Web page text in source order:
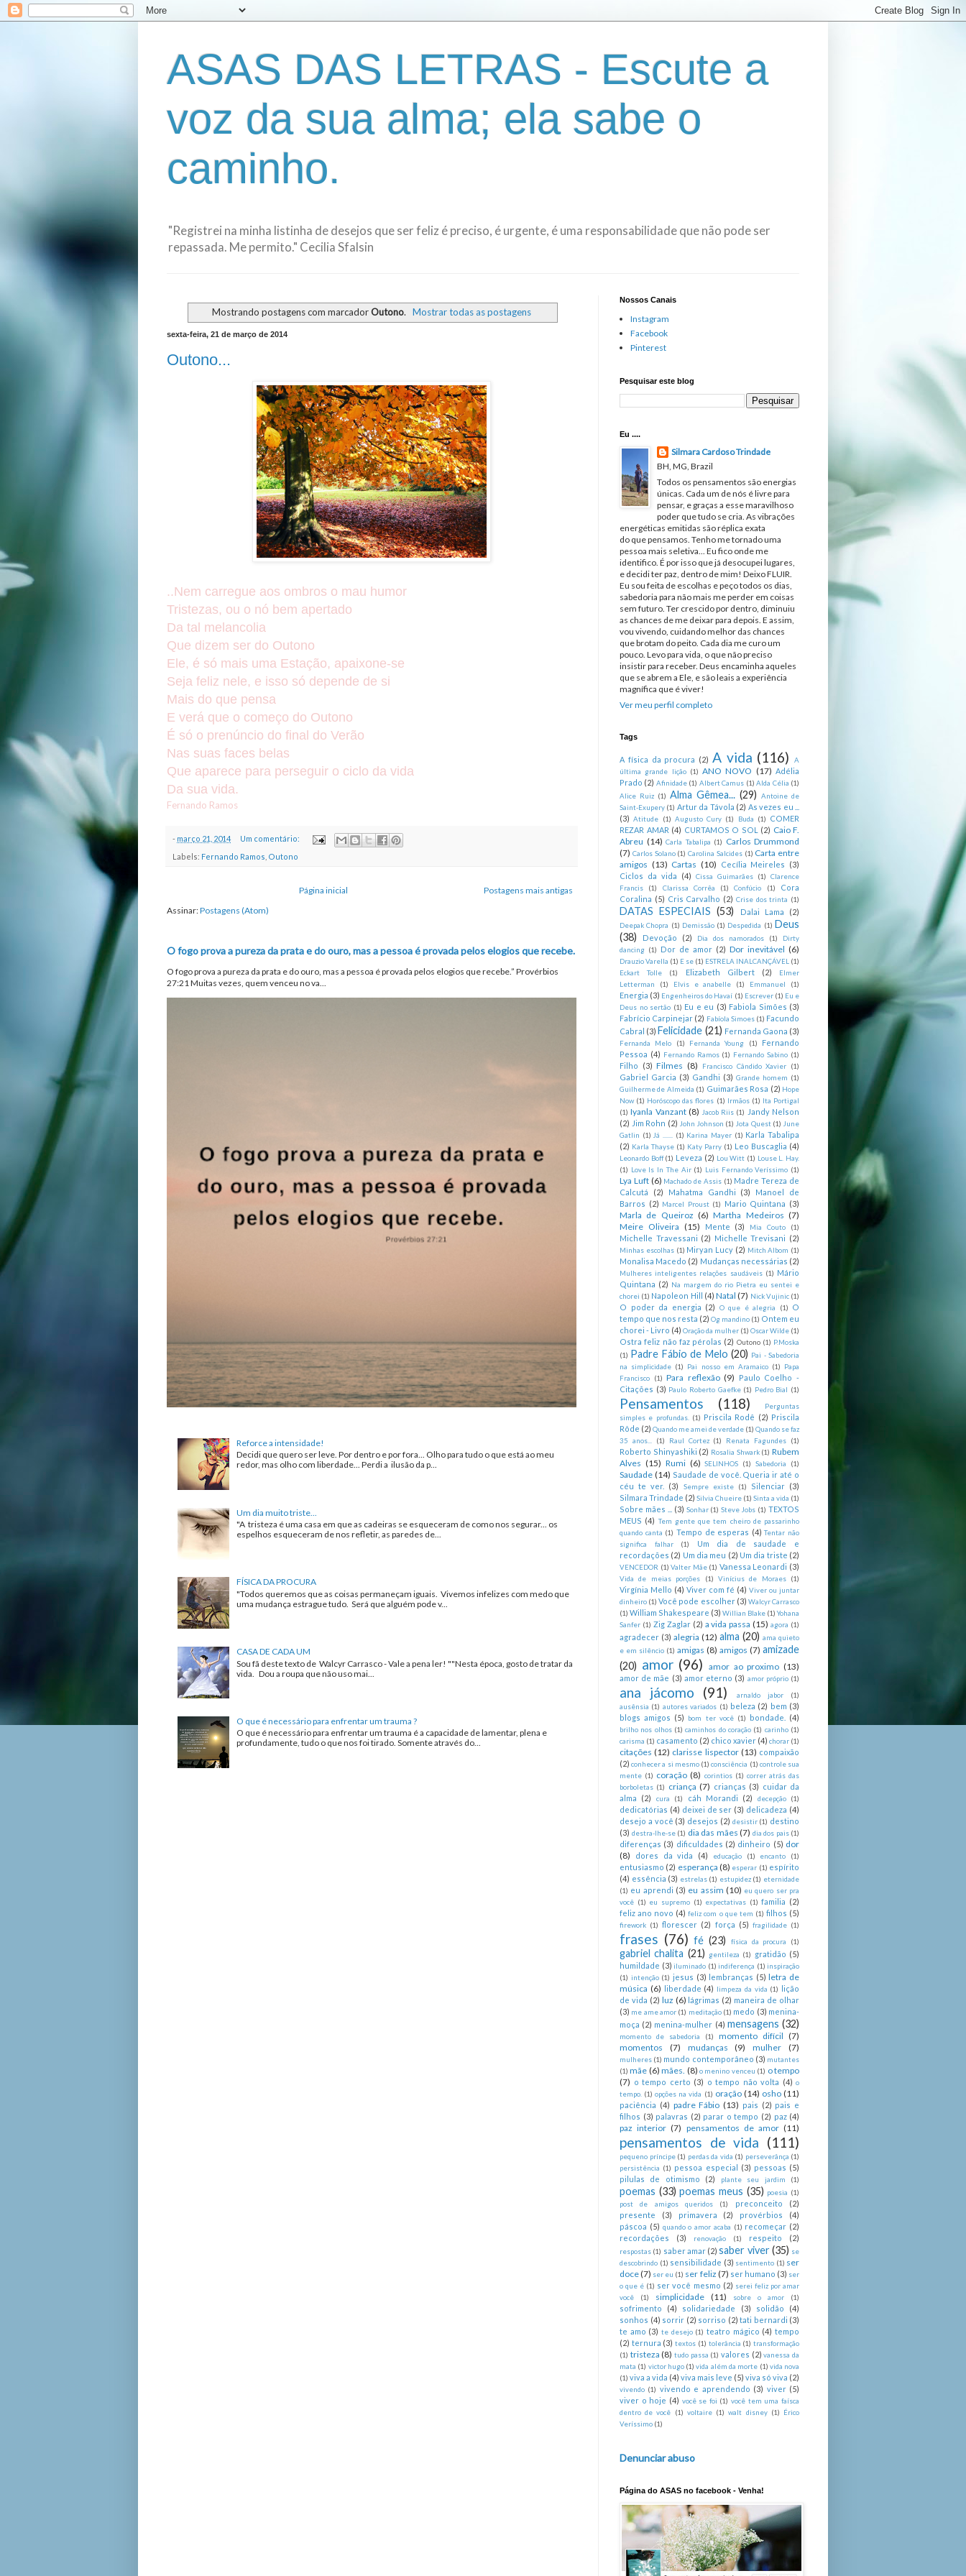
ASAS DAS LETRAS - Escute a
voz da sua alma; ela sabe o
caminho.
"Registrei na minha listinha de desejos que ser feliz é preciso, é urgente, é uma responsabilidade que não pode ser
repassada. Me permito." Cecilia Sfalsin
Mostrando postagens com marcadorOutono. Mostrar todas as postagens
sexta-feira, 21 de março de 2014
Outono...
..Nem carregue aos ombros o mau humor
Tristezas, ou o nó bem apertado
Da tal melancolia
Que dizem ser do Outono
Ele, é só mais uma Estação, apaixone-se
Seja feliz nele, e isso só depende de si
Mais do que pensa
E verá que o começo do Outono
É só o prenúncio do final do Verão
Nas suas faces belas
Que aparece para perseguir o ciclo da vida
Da sua vida.
Fernando Ramos
- março 21, 2014
Um comentário:
Labels: Fernando Ramos Outono
Postagens mais antigas
Página inicial
Assinar:Postagens (Atom)
O fogo prova a pureza da prata e do ouro, mas a pessoa é provada pelos elogios que recebe.
O fogo prova a pureza da prata e do ouro, mas a pessoa é provada pelos elogios que recebe.” Provérbios
27:21 Muitas vezes, quem venceu no va...
Reforce a intensidade!
Decidi que quero ser leve. Por dentro e por fora... Olho para tudo o que está ao meu
redor, mas olho com liberdade... Perdi a ilusão da p...
Um dia muito triste...
"A tristeza é uma casa em que as cadeiras se esqueceram de como nos segurar... os
espelhos esqueceram de nos refletir, as paredes de...
FÍSICA DA PROCURA
"Todos queremos que as coisas permaneçam iguais. Vivemos infelizes com medo que
uma mudança estrague tudo. Será que alguém pode v...
CASA DE CADA UM
Sou fã deste texto de Walcyr Carrasco - Vale a pena ler! ""Nesta época, gosto de tratar da
vida. Dou a roupa que não uso mai...
O que é necessário para enfrentar um trauma ?
O que é necessário para enfrentar um trauma é a capacidade de lamentar, plena e
profundamente, tudo o que nos foi tirado. Somente através do...
Nossos Canais
Instagram
Facebook
Pinterest
Pesquisar este blog
Eu ....
Silmara Cardoso Trindade
BH, MG, Brazil
Todos os pensamentos são energias
únicas. Cada um de nós é livre para
pensar, e graças a esse maravilhoso
poder que tudo se cria. As vibrações
energéticas emitidas são réplica exata
do que pensamos. Tenho me tornado uma
pessoa mais seletiva... Eu fico onde me
identifico. É por isso que já desocupei lugares,
e decidi ter paz, dentro de mim! Deixo FLUIR.
Eu sou feita de escolhas e peço todos os dias,
sabedoria para não mais me perder em coisas
sem futuro. Ter crescido por dentro, diminuiu
as chances de me deixar para depois. E assim,
vou vivendo, cuidando melhor das chances
que brotam do peito. Cada dia me curo um
pouco. Levo para vida, o que não preciso
insistir para receber. Deus encaminha aqueles
que se abrem a Ele, e são leais a experiência
magnífica que é viver!
Ver meu perfil completo
Tags
A física da procura (2) A vida (116)
A
última grande lição (1) ANO NOVO (17) Adélia
Prado (2) Afinidade (1) Albert Camus (1) Alda Célia (1)
Alice Ruiz (1) Alma Gêmea... (29)
Antoine de
Saint-Exupery (1) Artur da Távola (2) As vezes eu ...
(3) Atitude (1) Augusto Cury (1) Buda (1)
COMER
REZAR AMAR (4) CURTAMOS O SOL (2) Caio F.
Abreu (14) Carla Tabalipa (1)
Carlos Drummond
(7) Carlos Solano (1) Carolina Salcides (1) Carta entre
amigos (13) Cartas (10) Cecília Meireles
(3)
Ciclos da vida
(4) Cissa Guimarães (1)
Clarence
Francis
(1) Clarissa Corrêa (1) Confúcio (1)
Cora
Coralina (5) Cris Carvalho (2) Crise dos trinta (1)
DATAS ESPECIAIS (53) Dalai Lama (2)
Deepak Chopra (1) Demissão (1) Despedida (1) Deus
(38)
Devoção (2) Dia dos namorados (1)
Dirty
dancing (1) Dor de amor (2) Dor inevitável (6)
Drauzio Varella (1) E se (1) ESTRELA INALCANÇÁVEL (1)
Eckart Tolle
(1) Elizabeth Gilbert (2)
Elmer
Letterman
(1) Elvis e anabelle (1) Emmanuel (1)
Energia (3) Engenheiros do Havaí (1) Escrever (1) Eu e
Deus no sertão (1) Eu e eu (3) Fabiola Simões (3)
Fabrício Carpinejar (2) Fabíola Simoes (1) Facundo
Cabral (3) Felicidade (21) Fernanda Gaona (3)
Fernanda Melo (1) Fernanda Young (1)
Fernando
Pessoa (4) Fernando Ramos (1) Fernando Sabino (1)
Filho (3) Filmes (8) Francisco Cândido Xavier (1)
Gabriel Garcia (3) Gandhi (3) Grande homem (1)
Guilherme de Almeida (1) Guimarães Rosa (2) Hope
Now (1) Horóscopo das flores (1) Irmãos (1)
Ita Portigal
(1) Iyanla Vanzant (8) Jacob Riis (1)
Jandy Nelson
(2) Jim Rohn (2) John Johnson (1) Jota Quest (1) June
Gatlin (1) Já ....... (1) Karina Mayer (1) Karla Tabalipa
(2) Karla Thayse (1) Katy Parry (1) Leo Buscaglia (4)
Leonardo Boff (1) Leveza (2) Lou Witt (1) Louse L. Hay.
(1)
Love Is In The Air (1) Luis Fernando Veríssimo (1)
Lya Luft (6) Machado de Assis (1) Madre Tereza de
Calcutá
(2) Mahatma Gandhi (3)
Manoel de
Barros (2) Marcel Proust (1) Mario Quintana (3)
Marla de Queiroz (6) Martha Medeiros (7)
Meire Oliveira (15) Mente (3) Mia Couto (1)
Michelle Travessani (2) Michelle Trevisani (2)
Minhas escolhas (1) Miryan Lucy (2) Mitch Albom (1)
Monalisa Macedo (2) Mudanças necessárias (2)
Mulheres inteligentes relações saudáveis (1) Mário
Quintana (2)
Na margem do rio Pietra eu sentei e
chorei (1) Napoleon Hill (4) Natal (7) Nick Vujinic (1)
O poder da energia (2) O que é alegria (1)
O
tempo que nos resta (2) Og mandino (1) Ontem eu
chorei - Livro (4) Oração da mulher (1) Oscar Wilde (1)
Ostra feliz não faz pérolas (2) Outono (1) P.Moska
(1) Padre Fábio de Melo (20)
Pai - Sabedoria
na simplicidade (1) Pai nosso em Aramaico (1)
Papa
Francisco
(1) Para reflexão (9)
Paulo Coelho -
Citações (3) Paulo Roberto Gaefke (1) Pedro Bial (1)
Pensamentos (118)
Perguntas
simples e profundas. (1) Priscila Rodê (2) Priscila
Rôde (2) Quando me amei de verdade (1) Quando se faz
35 anos...
(1) Raul Cortez (1) Renata Fagundes (1)
Roberto Shinyashiki (2) Rosalia Shwark (1) Rubem
Alves (15) Rumi (6) SELINHOS (1) Sabedoria (1)
Saudade (14) Saudade de você. Queria ir até o
céu te ver.
(3) Sempre existe (1) Silenciar (3)
Silmara Trindade (2) Silvia Chueire (1) Sinta a vida (1)
Sobre mães ... (3) Sonhar (1) Steve Jobs (1) TEXTOS
MEUS (4) Tem gente que tem cheiro de passarinho
quando canta (1) Tempo de esperas (4) Tentar não
significa falhar
(1)
Um dia de saudade e
recordações (2) Um dia meu (2) Um dia triste (2)
VENCEDOR (1) Valter Mãe (1) Vanessa Leonardi (3)
Vida de meias porções (1) Vinícius de Moraes (1)
Virgínia Mello (4) Viver com fé (4) Viver ou juntar
dinheiro (1) Você pode escolher (3) Walcyr Carrasco
(1) William Shakespeare (3) Willian Blake (1) Yohana
Sanfer (1) Zig Zaglar (2) a vida passa (15) agora (1)
agradecer (3) alegria (12) alma (20) ama quieto
e em silêncio (1) amigas (8) amigos (7) amizade
(20) amor (96) amor ao proximo (13)
amor de mãe (3) amor eterno (3) amor próprio (1)
ana jácomo (91) arnaldo jabor
(1)
ausênsia (1) autores variados (1) beleza (2) bem (3)
blogs amigos (5) bom ter você (1) bondade. (4)
brilho nos olhos (1) caminhos do coração (1) carinho (1)
carisma (1) casamento (2) chico xavier (4) chorar (1)
citações (12) clarisse lispector (13) compaixão
(2) conhecer a si mesmo (1) consciência (1) controle sua
mente (1) coração (8) corintios (1) correr atrás das
borboletas (1) criança (7) crianças (3) cuidar da
alma
(2) cura (1) cáh Morandi (2) decepção (1)
dedicatórias (4) deixei de ser (3) delicadeza (4)
desejo a você (3) desejos (2) desistir (1) destino
(3) destra-lhe-se (1) dia das mães (7) dia dos pais (1)
diferenças (3) dificuldades (2) dinheiro (5) dor
(8)
dores da vida (4) educação (1) encanto (1)
entusiasmo (2) esperança (8) esperar (1) espírito
(4) essência (3) estrelas (1) estupidez (1) eternidade
(1) eu aprendi (3) eu assim (10) eu quero ser pra
você (1) eu supremo (1) expectativas (1) familia (2)
feliz ano novo (4) feliz com o que tem (1) filhos (5)
firework (1) florescer (2) força (5) fragilidade (1)
frases (76) fé (23) física da procura (1)
gabriel chalita (21) gentileza (1) gratidão (5)
humildade (3) iluminado (1) indiferença (1) inspiração
(1) intenção (1) jesus (3) lembranças (5) letra de
música (6) liberdade (4) limpeza da vida (1)
lição
de vida (2) luz (6) lágrimas (2) maneira de olhar
(3) me ame amor (1) meditação (1) medo (3) menina-
moça (2) menina-mulher (4) mensagens (32)
momento de sabedoria (1) momento difícil (7)
momentos
(7) mudanças (9) mulher (7)
mulheres (1) mundo contemporâneo (3) mutantes
(1) mãe (6) mães. (8) o menino venceu (1) o tempo
(7) o tempo certo (3) o tempo não volta (4) o
tempo. (1) opções na vida (1) oração (14) osho (11)
paciência (4) padre Fábio (13) pais (2) pais e
filhos (3) palavras (2) parar o tempo (2) paz (4)
paz interior (7) pensamentos de amor (11)
pensamentos de vida (111)
pequeno príncipe (1) perdas da vida (1) perseverânça (1)
persistência (1) pessoa especial (3) pessoas (5)
pilulas de otimismo
(2) plante seu jardim (1)
poemas (33) poemas meus (35) poesia (1)
post de amigos queridos
(1) preconceito
(2)
presente
(3) primavera (2) provérbios
(4)
páscoa (5) quando o amor acaba (1) recomeçar (2)
recordações
(3) renovação (1) respeito (2)
respostas (1) saber amar (2) saber viver (35) se
descobrindo (1) sensibilidade (3) sentimento (1) ser
doce(7) ser eu (1) ser feliz (7) ser humano (3) ser
o que é (1) ser você mesmo (2) serei feliz por amar
você
(1) simplicidade (11) sobre o amor (1)
sofrimento (4) solidariedade (3) solidão
(4)
sonhos (4) sorrir (2) sorriso (2) tati bernardi (3)
te amo (3) te desejo (1) teatro mágico (4) tempo
(2) ternura (3) textos (1) tolerância (1) transformação
(1) tristeza (8) tudo passa (1) valores (2) vanessa da
mata (1) victor hugo (1) vida além da morte (1) vida nova
(1) viva a vida (4) viva mais leve (5) viva só viva (2)
vivendo (1) vivendo e aprendendo (3) viver (5)
viver o hoje (4) você se foi (1) você tem uma faísca
dentro de você
(1) voltaire (1) walt disney (1)
Érico
Veríssimo (1)
Denunciar abuso
Página do ASAS no facebook - Venha!